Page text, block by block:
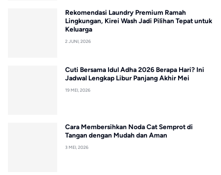
Rekomendasi Laundry Premium Ramah
Lingkungan, Kirei Wash Jadi Pilihan Tepat untuk
Keluarga
2 JUNI, 2026
Cuti Bersama Idul Adha 2026 Berapa Hari? Ini
Jadwal Lengkap Libur Panjang Akhir Mei
19 MEI, 2026
Cara Membersihkan Noda Cat Semprot di
Tangan dengan Mudah dan Aman
3 MEI, 2026